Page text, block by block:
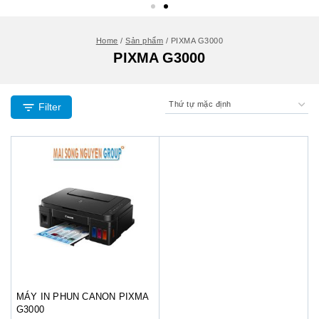
Home / Sản phẩm / PIXMA G3000
PIXMA G3000
Filter
MÁY IN PHUN CANON PIXMA
G3000